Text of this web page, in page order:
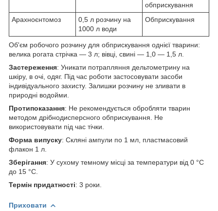
обприскування
Арахноєнтомоз
0,5 л розчину на
1000 л води
Обприскування
Об'єм робочого розчину для обприскування однієї тварини:
велика рогата стрічка — 3 л; вівці, свині — 1,0 — 1,5 л.
Застереження: Уникати потрапляння дельтометрину на
шкіру, в очі, одяг. Під час роботи застосовувати засоби
індивідуального захисту. Залишки розчину не зливати в
природні водойми.
Протипоказання: Не рекомендується обробляти тварин
методом дрібнодисперсного обприскування. Не
використовувати під час тічки.
Форма випуску: Скляні ампули по 1 мл, пластмасовий
флакон 1 л.
Зберігання: У сухому темному місці за температури від 0 °C
до 15 °C.
Термін придатності: 3 роки.
Приховати